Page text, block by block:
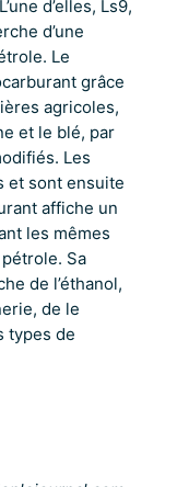
d’elles, Ls9,
d’une
Le
grâce
agricoles,
et le blé, par
Les
et sont ensuite
affiche un
les mêmes
Sa
de l’éthanol,
de le
types de